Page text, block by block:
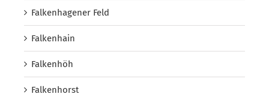
Falkenhagener Feld
Falkenhain
Falkenhöh
Falkenhorst